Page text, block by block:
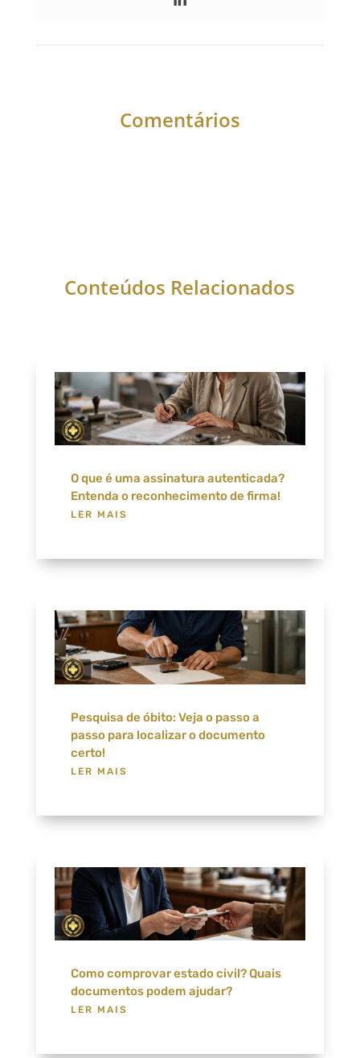
Comentários
Conteúdos Relacionados
O que é uma assinatura autenticada?
Entenda o reconhecimento de firma!
LER MAIS
Pesquisa de óbito: Veja o passo a
passo para localizar o documento
certo!
LER MAIS
Como comprovar estado civil? Quais
documentos podem ajudar?
LER MAIS